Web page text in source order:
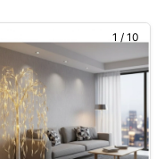
1 / 10